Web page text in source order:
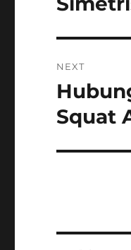
NEXT
Next
post:
Squat